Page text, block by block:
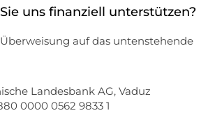
uns finanziell unterstützen?
auf das untenstehende
Landesbank AG, Vaduz
0000 0562 9833 1